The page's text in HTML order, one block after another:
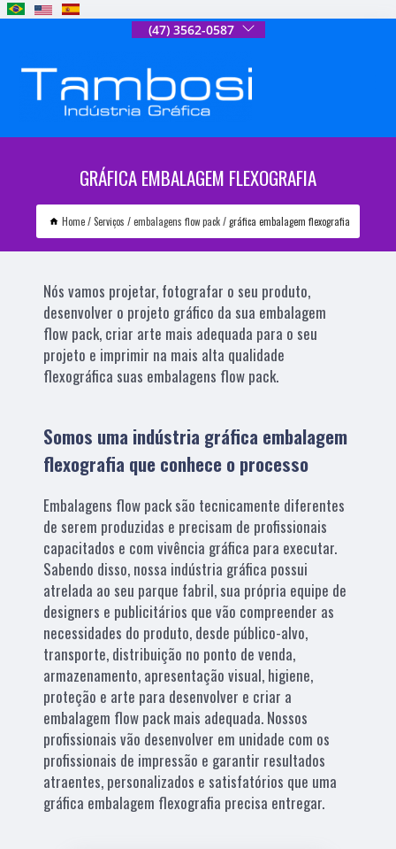
(47) 3562-0587
GRÁFICA EMBALAGEM FLEXOGRAFIA
Home Serviços embalagens flow pack gráfica embalagem flexografia
Nós vamos projetar, fotografar o seu produto,
desenvolver o projeto gráfico da sua embalagem
flow pack, criar arte mais adequada para o seu
projeto e imprimir na mais alta qualidade
flexográfica suas embalagens flow pack.
Somos uma indústria gráfica embalagem
flexografia que conhece o processo
Embalagens flow pack são tecnicamente diferentes
de serem produzidas e precisam de profissionais
capacitados e com vivência gráfica para executar.
Sabendo disso, nossa indústria gráfica possui
atrelada ao seu parque fabril, sua própria equipe de
designers e publicitários que vão compreender as
necessidades do produto, desde público-alvo,
transporte, distribuição no ponto de venda,
armazenamento, apresentação visual, higiene,
proteção e arte para desenvolver e criar a
embalagem flow pack mais adequada. Nossos
profissionais vão desenvolver em unidade com os
profissionais de impressão e garantir resultados
atraentes, personalizados e satisfatórios que uma
gráfica embalagem flexografia precisa entregar.